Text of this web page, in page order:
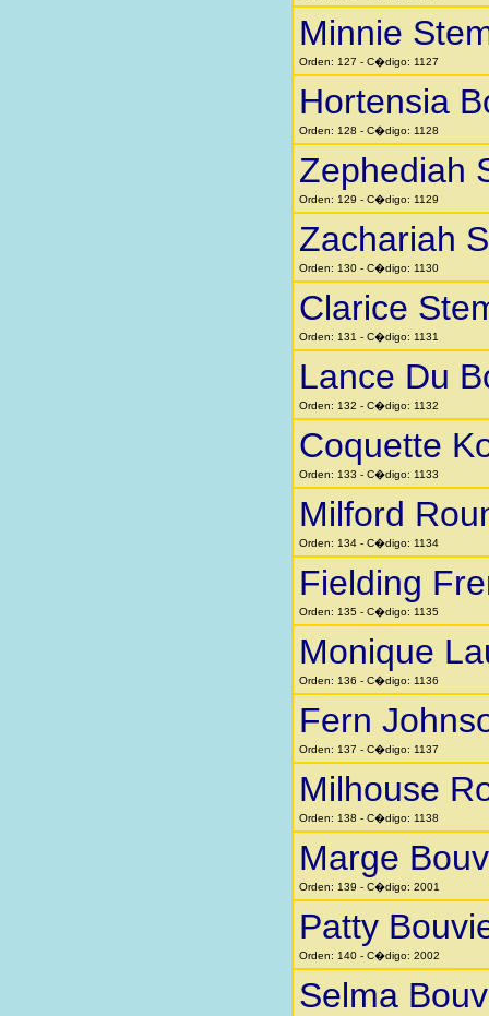
Minnie
Orden: 127 - C�digo: 1127
Hortensia
Orden: 128 - C�digo: 1128
Zephediah
Orden: 129 - C�digo: 1129
Zachariah
Orden: 130 - C�digo: 1130
Clarice
Orden: 131 - C�digo: 1131
Lance Du
Orden: 132 - C�digo: 1132
Coquette
Orden: 133 - C�digo: 1133
Milford
Orden: 134 - C�digo: 1134
Fielding
Orden: 135 - C�digo: 1135
Monique
Orden: 136 - C�digo: 1136
Fern
Orden: 137 - C�digo: 1137
Milhouse
Orden: 138 - C�digo: 1138
Marge
Orden: 139 - C�digo: 2001
Patty
Orden: 140 - C�digo: 2002
Selma